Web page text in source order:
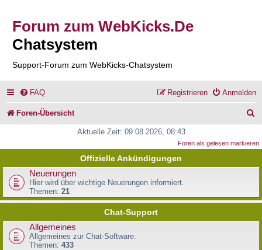
Forum zum WebKicks.De
Chatsystem
Support-Forum zum WebKicks-Chatsystem
FAQ Anmelden
Registrieren
Foren-Übersicht
c
Aktuelle Zeit: 09.08.2026, 08:43
Foren als gelesen markieren
Offizielle Ankündigungen
Neuerungen
Hier wird über wichtige Neuerungen informiert.
Themen: 21
Chat-Support
Allgemeines
Allgemeines zur Chat-Software.
Themen: 433